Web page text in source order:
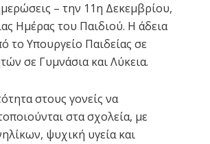
– την 11η Δεκεμβρίου,
Ημέρας του Παιδιού. Η άδεια
το Υπουργείο Παιδείας σε
σε Γυμνάσια και Λύκεια.
στους γονείς να
στα σχολεία, με
ψυχική υγεία και